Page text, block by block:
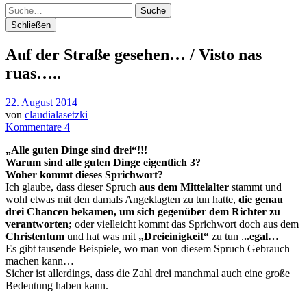
Suche
Schließen
Auf der Straße gesehen… / Visto nas
ruas…..
22. August 2014
von claudialasetzki
Kommentare 4
„Alle guten Dinge sind drei“!!!
Warum sind alle guten Dinge eigentlich 3?
Woher kommt dieses Sprichwort?
Ich glaube, dass dieser Spruch aus dem Mittelalter stammt und
wohl etwas mit den damals Angeklagten zu tun hatte, die genau
drei Chancen bekamen, um sich gegenüber dem Richter zu
verantworten; oder vielleicht kommt das Sprichwort doch aus dem
Christentum und hat was mit „Dreieinigkeit“ zu tun ...egal…
Es gibt tausende Beispiele, wo man von diesem Spruch Gebrauch
machen kann…
Sicher ist allerdings, dass die Zahl drei manchmal auch eine große
Bedeutung haben kann.